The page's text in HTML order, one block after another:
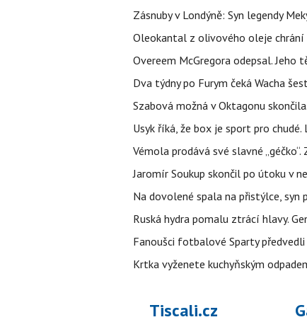
Zásnuby v Londýně: Syn legendy
Oleokantal z olivového oleje
Overeem McGregora odepsal.
Dva týdny po Furym čeká Wacha
Szabová možná v Oktagonu
Usyk říká, že box je sport pro
Vémola prodává své slavné
Jaromír Soukup skončil po útoku v
Na dovolené spala na přistýlce,
Ruská hydra pomalu ztrácí hlavy.
Fanoušci fotbalové Sparty
Krtka vyženete kuchyňským
Tiscali.cz